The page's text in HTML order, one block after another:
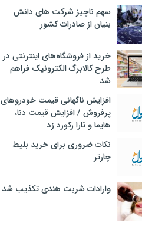
سهم ناچیز شرکت های دانش
بنیان از صادرات کشور
خرید از فروشگاه‌های اینترنتی در
طرح کالابرگ الکترونیک فراهم
شد
افزایش ناگهانی قیمت خودروهای
پرفروش / افزایش قیمت دنا،
هایما و تارا رکورد زد
نکات ضروری برای خرید بلیط
چارتر
وارادات شربت هندی تکذیب شد